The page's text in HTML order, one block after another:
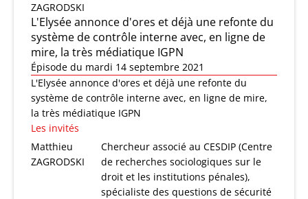
ZAGRODSKI
L'Elysée annonce d'ores et déjà une refonte du
système de contrôle interne avec, en ligne de
mire, la très médiatique IGPN
Épisode du mardi 14 septembre 2021
L'Elysée annonce d'ores et déjà une refonte du
système de contrôle interne avec, en ligne de mire,
la très médiatique IGPN
Les invités
Matthieu
ZAGRODSKI
Chercheur associé au CESDIP (Centre
de recherches sociologiques sur le
droit et les institutions pénales),
spécialiste des questions de sécurité